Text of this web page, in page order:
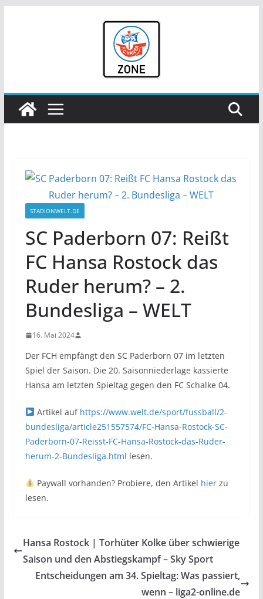
STADIONWELT.DE
SC Paderborn 07: Reißt
FC Hansa Rostock das
Ruder herum? – 2.
Bundesliga – WELT
16. Mai 2024
Der FCH empfängt den SC Paderborn 07 im letzten
Spiel der Saison. Die 20. Saisonniederlage kassierte
Hansa am letzten Spieltag gegen den FC Schalke 04.
Artikel auf https://www.welt.de/sport/fussball/2-
bundesliga/article251557574/FC-Hansa-Rostock-SC-
Paderborn-07-Reisst-FC-Hansa-Rostock-das-Ruder-
herum-2-Bundesliga.html lesen.
Paywall vorhanden? Probiere, den Artikel hierzu
lesen.
Hansa Rostock | Torhüter Kolke über schwierige
Saison und den Abstiegskampf – Sky Sport
Entscheidungen am 34. Spieltag: Was passiert,
wenn – liga2-online.de